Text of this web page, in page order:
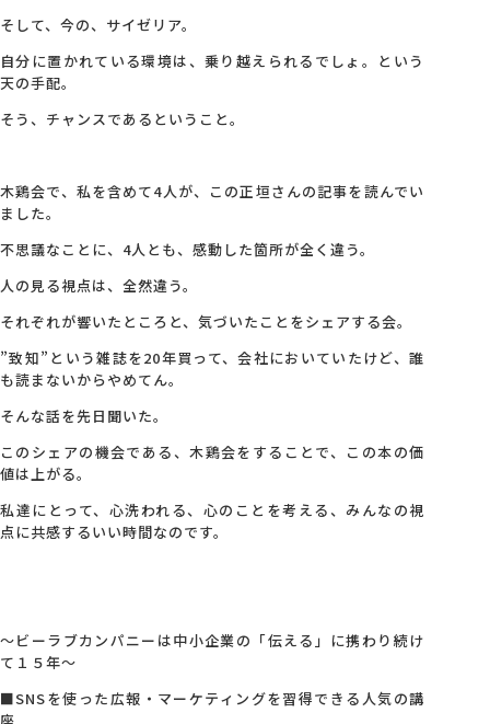
そして、今の、サイゼリア。
自分に置かれている環境は、乗り越えられるでしょ。という
天の手配。
そう、チャンスであるということ。
木鶏会で、私を含めて4人が、この正垣さんの記事を読んでい
ました。
不思議なことに、4人とも、感動した箇所が全く違う。
人の見る視点は、全然違う。
それぞれが響いたところと、気づいたことをシェアする会。
”致知”という雑誌を20年買って、会社においていたけど、誰
も読まないからやめてん。
そんな話を先日聞いた。
このシェアの機会である、木鶏会をすることで、この本の価
値は上がる。
私達にとって、心洗われる、心のことを考える、みんなの視
点に共感するいい時間なのです。
～ビーラブカンパニーは中小企業の「伝える」に携わり続け
て１５年～
■SNSを使った広報・マーケティングを習得できる人気の講